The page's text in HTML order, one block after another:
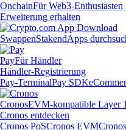
OnchainFür Web3-Enthusiasten
Erweiterung erhalten
SwappenStakendApps
PayFür Händler
Händler-Registrierung
Pay-TerminalPay SDK
CronosEVM-kompatible Layer 1
Cronos entdecken
Cronos PoSCronos EVM